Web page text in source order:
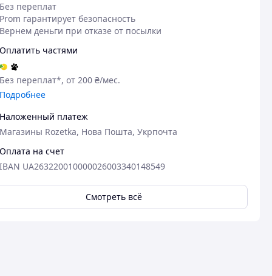
Без переплат
Prom гарантирует безопасность
Вернем деньги при отказе от посылки
Оплатить частями
Без переплат*, от 200 ₴/мес.
Подробнее
Наложенный платеж
Магазины Rozetka, Нова Пошта, Укрпочта
Оплата на счет
IBAN UA263220010000026003340148549
Смотреть всё
Посмотреть все